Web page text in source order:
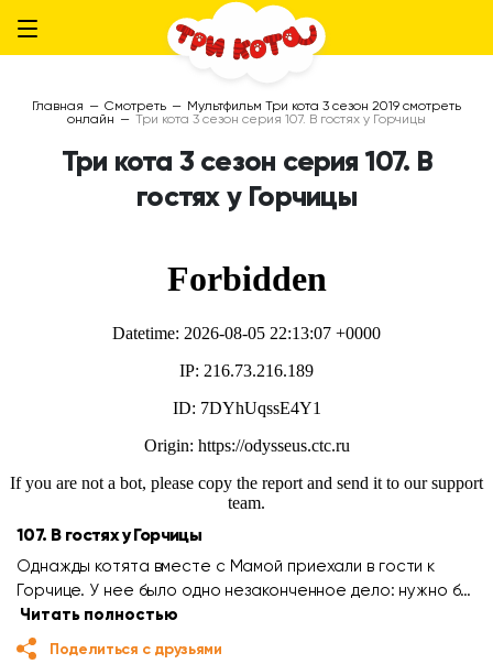
Главная — Смотреть — Мультфильм Три кота 3 сезон 2019 смотреть
онлайн — Три кота 3 сезон серия 107. В гостях у Горчицы
Три кота 3 сезон серия 107. В
гостях у Горчицы
107. В гостях у Горчицы
Однажды котята вместе с Мамой приехали в гости к
Горчице. У нее было одно незаконченное дело: нужно б…
Читать полностью
Поделиться с друзьями